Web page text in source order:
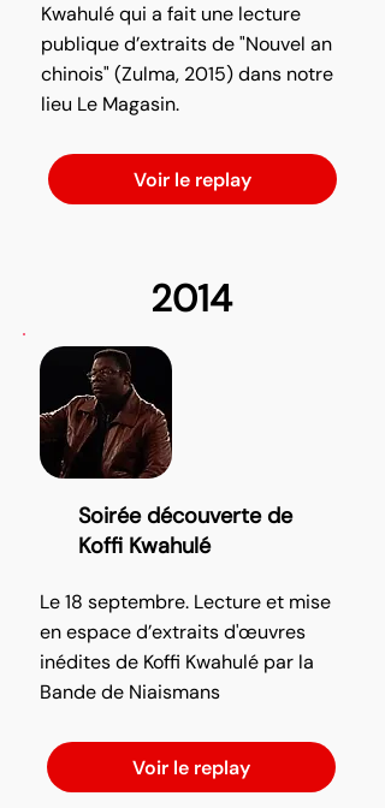
Kwahulé qui a fait une lecture
publique d’extraits de "Nouvel an
chinois" (Zulma, 2015) dans notre
lieu Le Magasin.
Voir le replay
2014
Soirée découverte de
Koffi Kwahulé
Le 18 septembre. Lecture et mise
en espace d’extraits d'œuvres
inédites de Koffi Kwahulé par la
Bande de Niaismans
Voir le replay